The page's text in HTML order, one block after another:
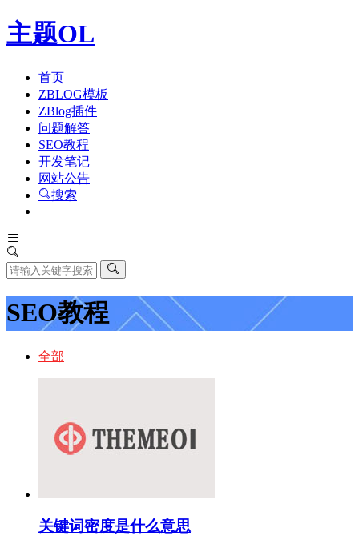
主题OL
首页
ZBLOG模板
ZBlog插件
问题解答
SEO教程
开发笔记
网站公告
搜索
SEO教程
全部
关键词密度是什么意思